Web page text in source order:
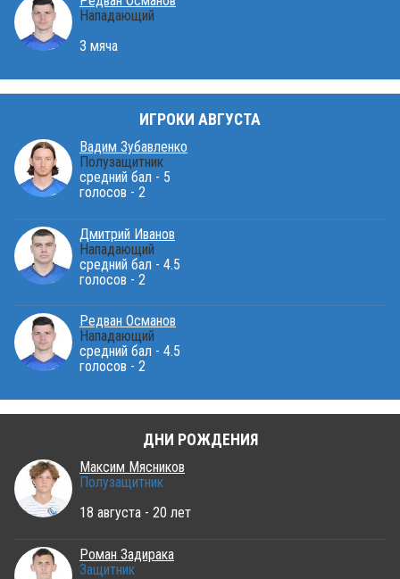
Нападающий
3 мяча
ИГРОКИ АВГУСТА
Вадим Зубавленко
Полузащитник
средний бал - 5
голосов - 2
Дмитрий Иванов
Нападающий
средний бал - 4.5
голосов - 2
Редван Османов
Нападающий
средний бал - 4.5
голосов - 2
ДНИ РОЖДЕНИЯ
Максим Мясников
Полузащитник
18 августа - 20 лет
Роман Задирака
Защитник